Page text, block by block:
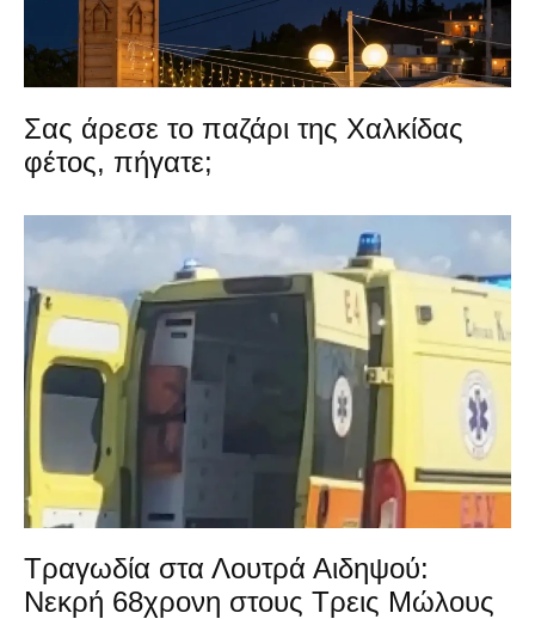
Σας άρεσε το παζάρι της Χαλκίδας
φέτος, πήγατε;
Τραγωδία στα Λουτρά Αιδηψού:
Νεκρή 68χρονη στους Τρεις Μώλους